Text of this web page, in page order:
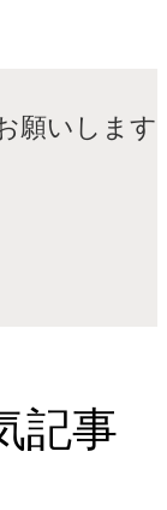
願いします
記事